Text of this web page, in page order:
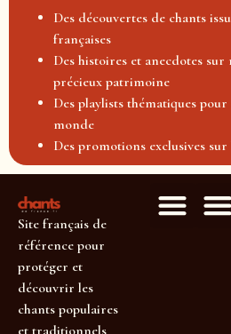
Des découvertes de chants
françaises
Des histoires et anecdotes
précieux patrimoine
Des playlists thématiques
monde
Des promotions exclusives sur
Site français de
référence pour
protéger et
découvrir les
chants populaires
et traditionnels